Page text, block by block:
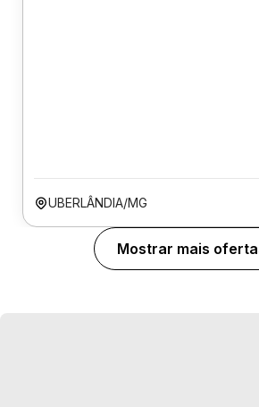
UBERLÂNDIA/MG
Mostrar mais